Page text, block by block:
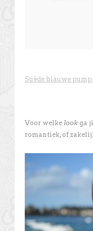
Suède blauwe
Voor welke look ga
romantiek, of